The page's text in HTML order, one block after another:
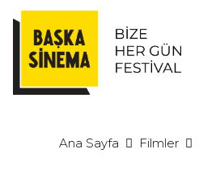
Ana Sayfa Filmler